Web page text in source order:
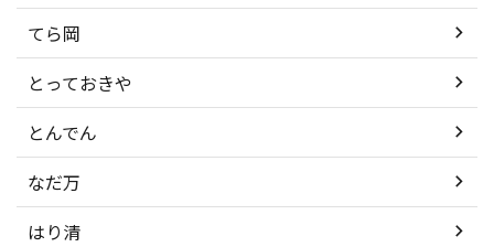
てら岡
とっておきや
とんでん
なだ万
はり清